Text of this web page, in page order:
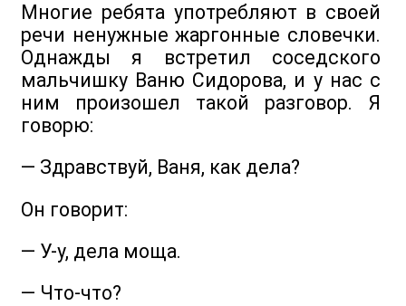
Многие ребята употребляют в своей
речи ненужные жаргонные словечки.
Однажды я встретил соседского
мальчишку Ваню Сидорова, и у нас с
ним произошел такой разговор. Я
говорю:
— Здравствуй, Ваня, как дела?
Он говорит:
— У-у, дела моща.
— Что-что?